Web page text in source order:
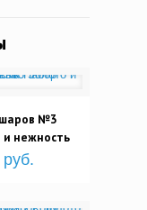
№3
и нежность